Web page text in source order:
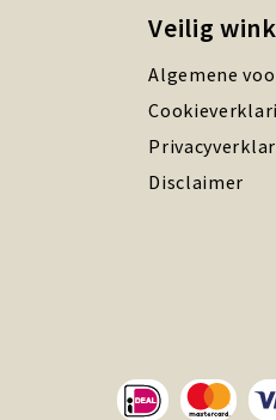
Veilig
Algemene
Disclaimer